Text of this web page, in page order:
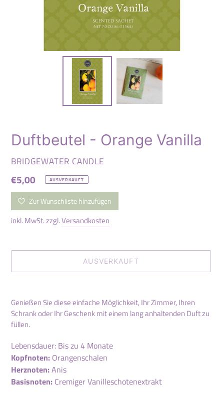
Duftbeutel - Orange Vanilla
VERKÄUFER
BRIDGEWATER CANDLE
Normaler
Preis
€5,00 AUSVERKAUFT
Zur Wunschliste hinzufügen
inkl. MwSt. zzgl.Versandkosten
AUSVERKAUFT
wird
zum
Warenkorb
hinzugefügt
Genießen Sie diese einfache Möglichkeit, Ihr Zimmer, Ihren
Schrank oder Ihr Geschenk mit einem lang anhaltenden Duft zu
füllen.
Lebensdauer: Bis zu 4 Monate
Kopfnoten: Orangenschalen
Herznoten:Anis
Basisnoten: Cremiger Vanilleschotenextrakt